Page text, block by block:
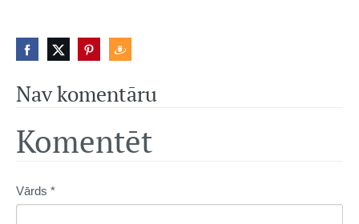
Nav komentāru
Komentēt
Vārds *